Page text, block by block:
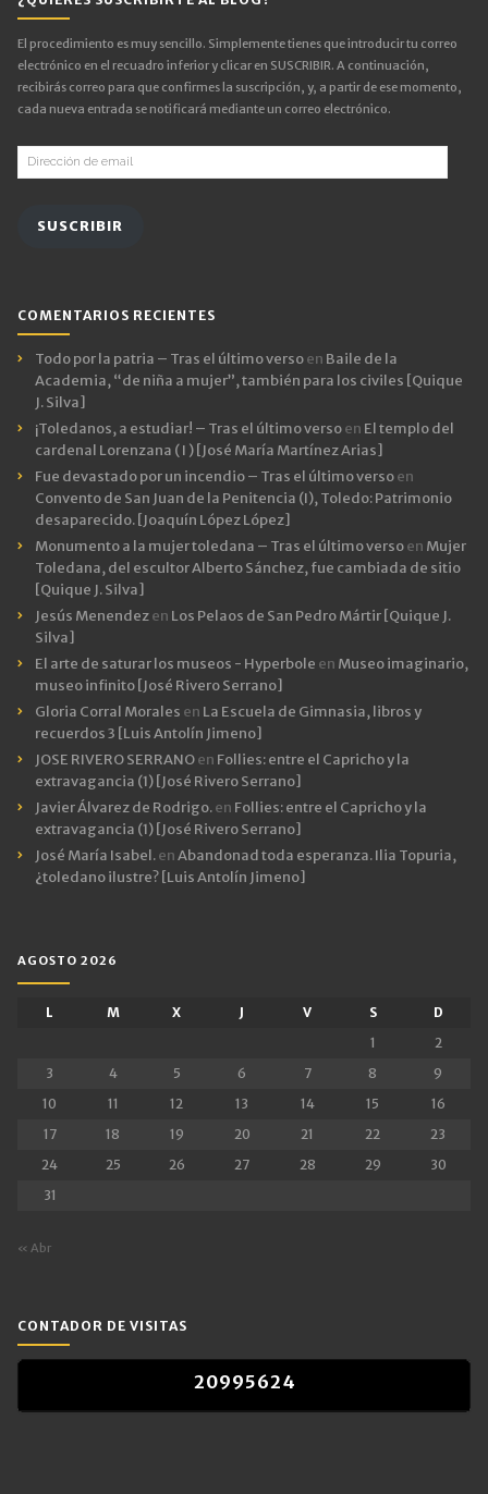
El procedimiento es muy sencillo. Simplemente tienes que introducir tu correo
electrónico en el recuadro inferior y clicar en SUSCRIBIR. A continuación,
recibirás correo para que confirmes la suscripción, y, a partir de ese momento,
cada nueva entrada se notificará mediante un correo electrónico.
Dirección
de
SUSCRIBIR
COMENTARIOS RECIENTES
Todo por la patria – Tras el último versoen Baile de la
Academia, “de niña a mujer”, también para los civiles [Quique
J. Silva]
¡Toledanos, a estudiar! – Tras el último versoen El templo del
cardenal Lorenzana ( I ) [José María Martínez Arias]
Fue devastado por un incendio – Tras el último versoen
Convento de San Juan de la Penitencia (I), Toledo: Patrimonio
desaparecido. [Joaquín López López]
Monumento a la mujer toledana – Tras el último versoen Mujer
Toledana, del escultor Alberto Sánchez, fue cambiada de sitio
[Quique J. Silva]
Jesús Menendezen Los Pelaos de San Pedro Mártir [Quique J.
Silva]
El arte de saturar los museos - Hyperbole en Museo imaginario,
museo infinito [José Rivero Serrano]
Gloria Corral Morales en La Escuela de Gimnasia, libros y
recuerdos 3 [Luis Antolín Jimeno]
JOSE RIVERO SERRANOen Follies: entre el Capricho y la
extravagancia (1) [José Rivero Serrano]
Javier Álvarez de Rodrigo.en Follies: entre el Capricho y la
extravagancia (1) [José Rivero Serrano]
José María Isabel.enAbandonad toda esperanza. Ilia Topuria,
¿toledano ilustre? [Luis Antolín Jimeno]
AGOSTO 2026
L M X J V S
D
1
2
3
4 5 6 7 8
9
10
11 12 13 14 15
16
17
18 19 20 21 22
23
24
25 26 27 28 29
30
31
« Abr
CONTADOR DE VISITAS
20995624